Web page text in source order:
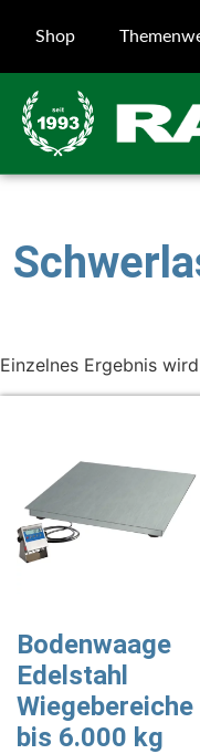
Shop
Einzelnes Ergebnis
Bodenwaage
Edelstahl
Wiegebereiche
bis 6.000 kg